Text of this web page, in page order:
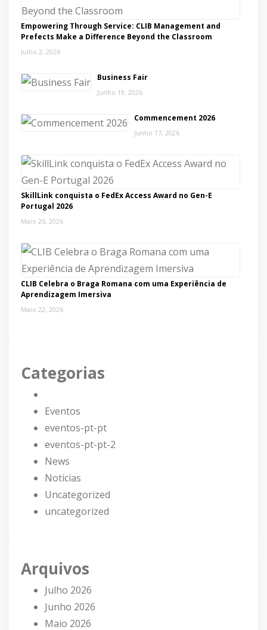
Empowering Through Service: CLIB Management and
Prefects Make a Difference Beyond the Classroom
Julho 2, 2026
Business Fair
Junho 19, 2026
Commencement 2026
Junho 17, 2026
SkillLink conquista o FedEx Access Award no Gen-E
Portugal 2026
Maio 26, 2026
CLIB Celebra o Braga Romana com uma Experiência de
Aprendizagem Imersiva
Maio 22, 2026
Categorias
Eventos
eventos-pt-pt
eventos-pt-pt-2
News
Noticias
Uncategorized
uncategorized
Arquivos
Julho 2026
Junho 2026
Maio 2026